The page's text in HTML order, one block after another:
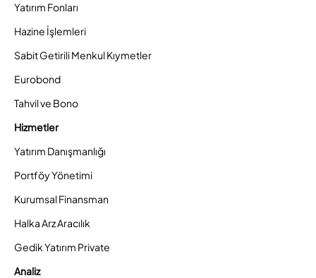
Yatırım Fonları
Hazine İşlemleri
Sabit Getirili Menkul Kıymetler
Eurobond
Tahvil ve Bono
Hizmetler
Yatırım Danışmanlığı
Portföy Yönetimi
Kurumsal Finansman
Halka Arz Aracılık
Gedik Yatırım Private
Analiz